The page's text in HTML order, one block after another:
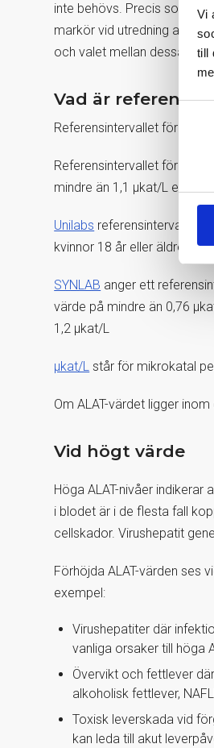
Vi
till
inte behövs. Precis som
markör vid utredning av
och valet mellan dessa
Vad är
Referensintervallet för
Referensintervallet för
mindre än 1,1 µkat/L enligt
Unilabs referensintervall
kvinnor 18 år eller äldre,
SYNLAB anger ett
värde på mindre än 0,76
1,2 µkat/L
µkat/L står för mikrokatal
Om ALAT-värdet ligger
Vid högt värde
Höga ALAT-nivåer
i blodet är i de flesta fall
cellskador. Virushepatit
Förhöjda ALAT-värden ses
exempel:
Virushepatiter där
vanliga orsaker till höga
Övervikt och fettlever
alkoholisk fettlever,
Toxisk leverskada vid
kan leda till akut